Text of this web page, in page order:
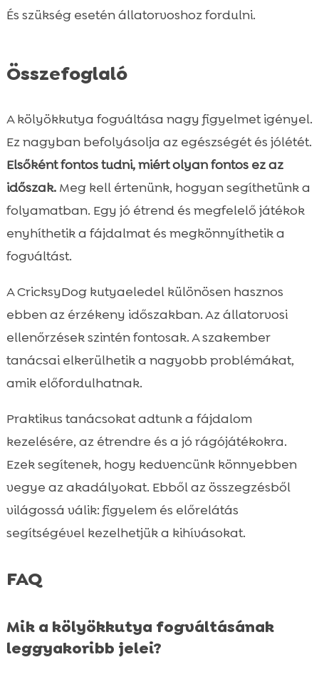
És szükség esetén állatorvoshoz fordulni.
Összefoglaló
A kölyökkutya fogváltása nagy figyelmet igényel.
Ez nagyban befolyásolja az egészségét és jólétét.
Elsőként fontos tudni, miért olyan fontos ez az
időszak.Meg kell értenünk, hogyan segíthetünk a
folyamatban. Egy jó étrend és megfelelő játékok
enyhíthetik a fájdalmat és megkönnyíthetik a
fogváltást.
A CricksyDog kutyaeledel különösen hasznos
ebben az érzékeny időszakban. Az állatorvosi
ellenőrzések szintén fontosak. A szakember
tanácsai elkerülhetik a nagyobb problémákat,
amik előfordulhatnak.
Praktikus tanácsokat adtunk a fájdalom
kezelésére, az étrendre és a jó rágójátékokra.
Ezek segítenek, hogy kedvencünk könnyebben
vegye az akadályokat. Ebből az összegzésből
világossá válik: figyelem és előrelátás
segítségével kezelhetjük a kihívásokat.
FAQ
Mik a kölyökkutya fogváltásának
leggyakoribb jelei?